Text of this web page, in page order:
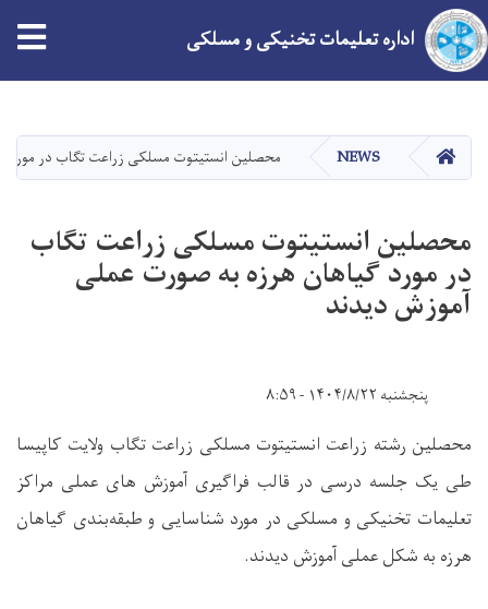
main
content
اداره تعلیمات تخنیکی و مسلکی
HOME
NEWS محصلین انستیتوت مسلکی زراعت تگاب در
محصلین انستیتوت مسلکی زراعت تگاب
در مورد گیاهان هرزه به صورت عملی
آموزش دیدند
پنجشنبه ۱۴۰۴/۸/۲۲ - ۸:۵۹
محصلین رشته زراعت انستیتوت مسلکی زراعت تگاب ولایت کاپیسا
طی یک جلسه درسی در قالب فراگیری آموزش های عملی مراکز
تعلیمات تخنیکی و مسلکی در مورد شناسایی و طبقه‌بندی گیاهان
هرزه به شکل عملی آموزش دیدند.